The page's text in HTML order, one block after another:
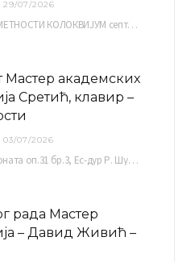
29/07/2026
СОЛФЕЂО – ИЗВОЂАЧКЕ УМЕТНОСТИ КОЛОКВИЈУМ септембарски испитни рок четвртак, 03.09.2026. уч. бр. 12 ПИСМЕНИ…
академских
Сретић, клавир –
03/07/2026
Програм: Л. ван Бетовен: Соната оп.31 бр.3, Ес-дур Р. Шуман: Бечки карневал оп.26 К. Дебиси:…
рада Мастер
– Давид Живић –